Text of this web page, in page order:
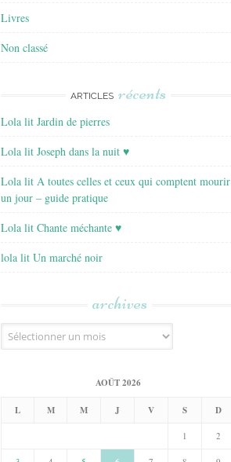
Livres
Non classé
ARTICLES récents
Lola lit Jardin de pierres
Lola lit Joseph dans la nuit ♥
Lola lit A toutes celles et ceux qui comptent mourir
un jour – guide pratique
Lola lit Chante méchante ♥
lola lit Un marché noir
archives
Archives
AOÛT 2026
L M M J V S D
1 2